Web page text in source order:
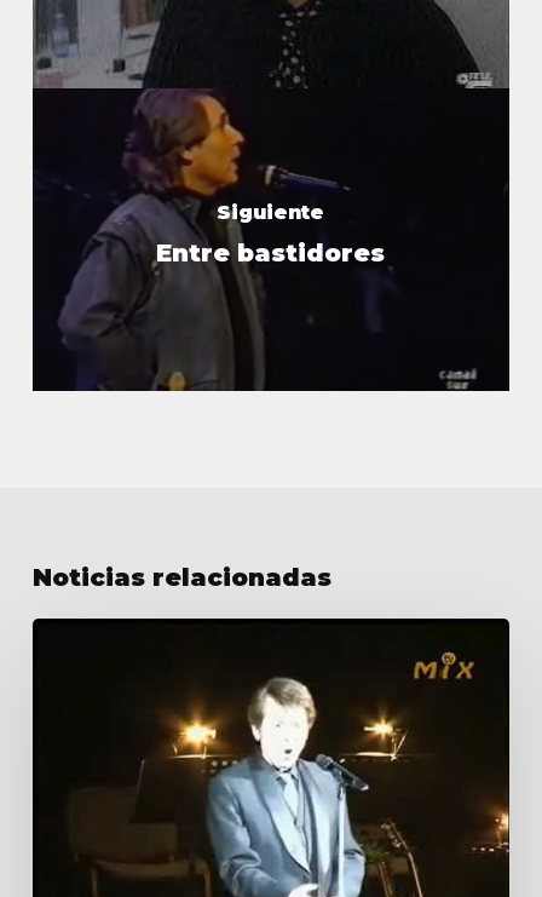
Siguiente
Entre bastidores
Noticias relacionadas
Noticia